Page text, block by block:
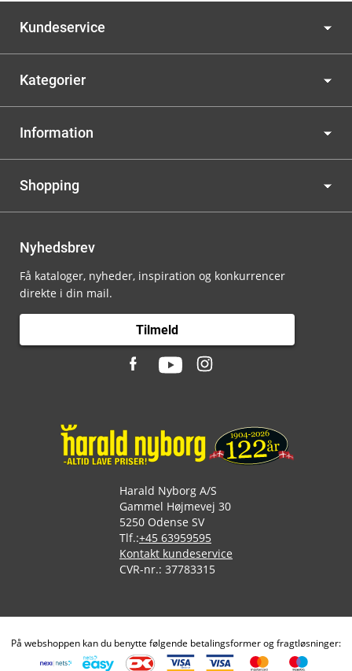
Kundeservice
Kategorier
Information
Shopping
Nyhedsbrev
Få kataloger, nyheder, inspiration og konkurrencer
direkte i din mail.
Tilmeld
Harald Nyborg A/S
Gammel Højmevej 30
5250 Odense SV
Tlf.:+45 63959595
Kontakt kundeservice
CVR-nr.: 37783315
På webshoppen kan du benytte følgende betalingsformer og fragtløsninger: